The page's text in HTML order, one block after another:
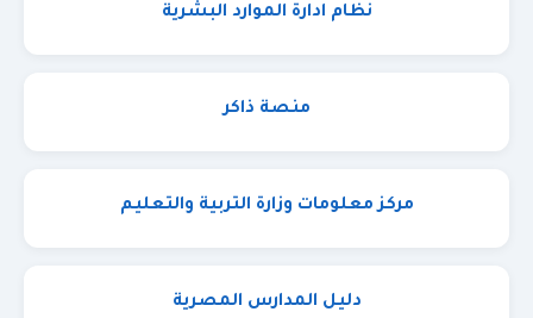
نظام ادارة الموارد البشرية
منصة ذاكر
مركز معلومات وزارة التربية والتعليم
دليل المدارس المصرية